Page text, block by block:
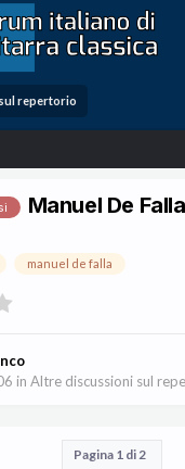
repertorio
Manuel De
manuel de falla
in Altre discussioni sul
Pagina 1 di 2